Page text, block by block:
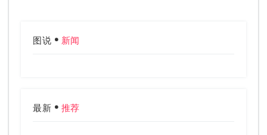
图说 新闻
最新 推荐